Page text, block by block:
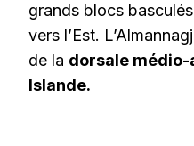
grands blocs
vers l’Est.
de la dorsale
Islande.